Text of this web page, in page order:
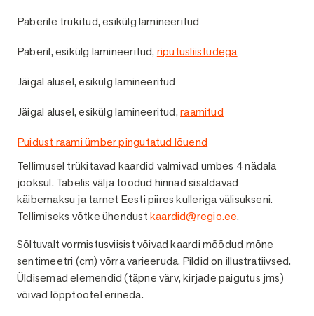
Paberile trükitud, esikülg lamineeritud
Paberil, esikülg lamineeritud, riputusliistudega
Jäigal alusel, esikülg lamineeritud
Jäigal alusel, esikülg lamineeritud,raamitud
Puidust raami ümber pingutatud lõuend
Tellimusel trükitavad kaardid valmivad umbes 4 nädala
jooksul. Tabelis välja toodud hinnad sisaldavad
käibemaksu ja tarnet Eesti piires kulleriga välisukseni.
Tellimiseks võtke ühendustkaardid@regio.ee.
Sõltuvalt vormistusviisist võivad kaardi mõõdud mõne
sentimeetri (cm) võrra varieeruda. Pildid on illustratiivsed.
Üldisemad elemendid (täpne värv, kirjade paigutus jms)
võivad lõpptootel erineda.